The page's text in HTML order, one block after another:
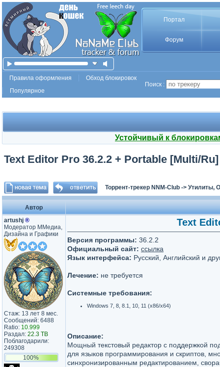
Портал
Форум
Правила оформления
Обход блокировок
Популярное
Поиск :
Устойчивый к
Text Editor Pro 36.2.2 + Portable [Multi/Ru]
Торрент-трекер NNM-Club -> Утилиты,
Автор
artushj ®
Модератор ММедиа,
Дизайна и Графики
Стаж: 13 лет 8 мес.
Сообщений: 6488
Ratio: 10.999
Раздал: 22.3 TB
Поблагодарили:
249308
100%
Text
Версия программы: 36.2.2
Официальный сайт: ссылка
Язык интерфейса: Русский, Английский и
Лечение: не требуется
Системные требования:
Windows 7, 8, 8.1, 10, 11 (x86/x64)
Описание:
Мощный текстовый редактор с поддержкой
для языков программирования и скриптов,
синхронизированным редактированием,